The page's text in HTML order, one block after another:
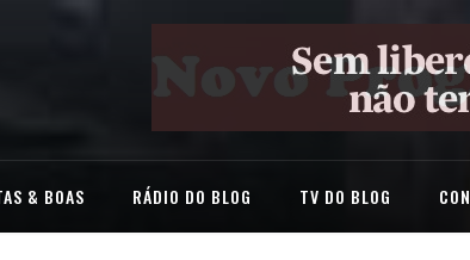
& BOAS RÁDIO DO BLOG TV DO BLOG